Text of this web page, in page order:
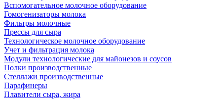
Вспомогательное молочное оборудование
Гомогенизаторы молока
Фильтры молочные
Прессы для сыра
Технологическое молочное оборудование
Учет и фильтрация молока
Модули технологические для майонезов и соусов
Полки производственные
Стеллажи производственные
Парафинеры
Плавители сыра, жира